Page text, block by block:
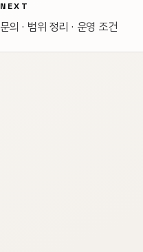
NEXT
문의 · 범위 정리 · 운영 조건